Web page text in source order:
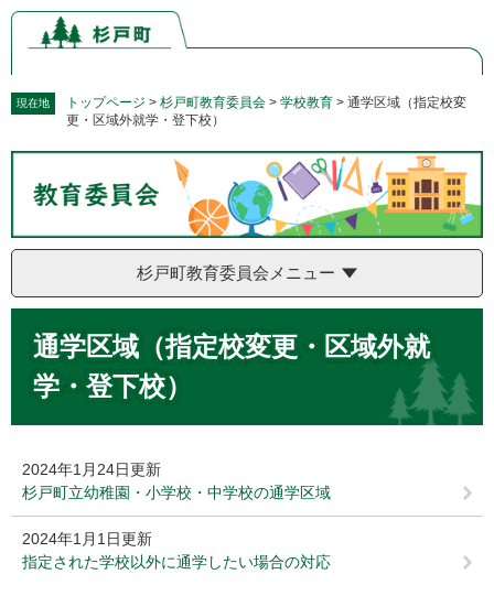
ペ
の
で
メ
ー
ば
文
現在地 トップページ > 杉戸町教育委員会 > 学校教育 > 通学区域（指定校変
更・区域外就学・登下校）
杉戸町教育委員会メニュー
通学区域（指定校変更・区域外就
学・登下校）
2024年1月24日更新
杉戸町立幼稚園・小学校・中学校の通学区域
2024年1月1日更新
指定された学校以外に通学したい場合の対応